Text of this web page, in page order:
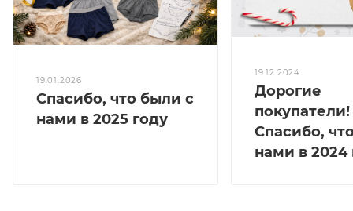
19.01.2026
Спасибо, что были с
нами в 2025 году
19.12.2024
Дорогие
покупатели!
Спасибо,
нами в 2024